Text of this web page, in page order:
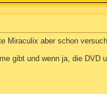
Miraculix aber schon
gibt und wenn ja, die DVD